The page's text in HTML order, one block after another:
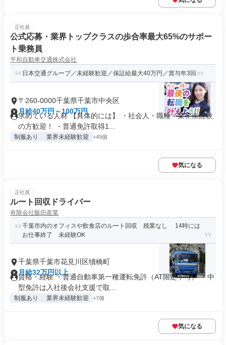
正社員
公式応募・業界トップクラスの歩合率最大65%のサポー
ト乗務員
平和自動車交通株式会社
日本交通グループ／未経験歓迎／保証給最大40万円／賞与年3回
〒260-0000千葉県千葉市中央区
月給40万円～100万円
求めている人材 【具体的には】 ・社会人・職種・業界未経験
の方歓迎！ ・普通免許取得1...
制服あり 業界未経験歓迎 +49個
気になる
正社員
ルート回収ドライバー
有限会社飯田産業
千葉市内のオフィスや飲食店のルート回収 残業なし 14時には
お仕事終了 未経験OK
千葉県千葉市花見川区犢橋町
月給32万円以上
資格・経験 ・普通自動車第一種運転免許（AT限定不可） ・中
型免許は入社後会社支援で取...
制服あり 業界未経験歓迎 +7個
気になる